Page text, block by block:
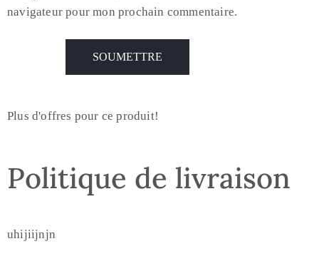
navigateur pour mon prochain commentaire.
Plus d'offres pour ce produit!
Politique de livraison
uhijiijnjn